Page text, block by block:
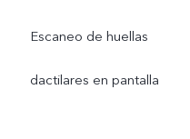
Escaneo de huellas
dactilares en pantalla